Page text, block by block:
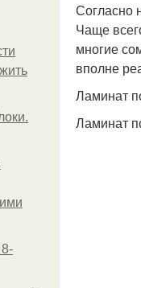
Согласно
Чаще
многие
вполне
Ламинат
Ламинат